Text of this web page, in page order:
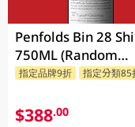
Penfolds Bin 28
750ML (Random
Packaging)
指定品牌9折 指定分類85
$388.00